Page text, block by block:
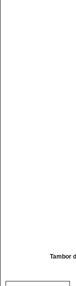
Tambor